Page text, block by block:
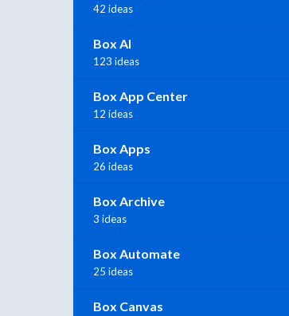
42 ideas
Box AI
123 ideas
Box App Center
12 ideas
Box Apps
26 ideas
Box Archive
3 ideas
Box Automate
25 ideas
Box Canvas